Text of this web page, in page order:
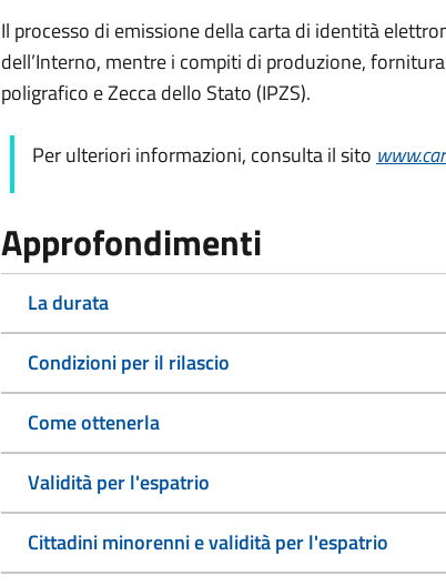
Il processo di emissione della carta di identità
dell’Interno, mentre i compiti di produzione,
poligrafico e Zecca dello Stato (IPZS).
Per ulteriori informazioni, consulta il sito
Approfondimenti
La durata
Condizioni per il rilascio
Come ottenerla
Validità per l'espatrio
Cittadini minorenni e validità per l'espatrio